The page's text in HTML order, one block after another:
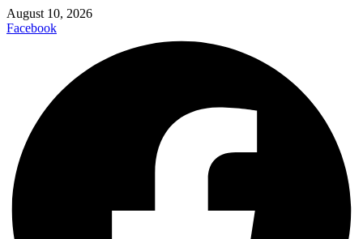
August 10, 2026
Facebook